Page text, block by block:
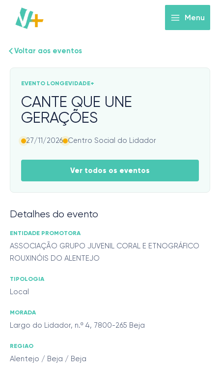
content
Menu
Voltar aos eventos
EVENTO LONGEVIDADE+
CANTE QUE UNE
GERAÇÕES
27/11/2026 Centro Social do Lidador
Ver todos os eventos
Detalhes do evento
ENTIDADE PROMOTORA
ASSOCIAÇÃO GRUPO JUVENIL CORAL E ETNOGRÁFICO
ROUXINÓIS DO ALENTEJO
TIPOLOGIA
Local
MORADA
Largo do Lidador, n.º 4, 7800-265 Beja
REGIAO
Alentejo / Beja / Beja